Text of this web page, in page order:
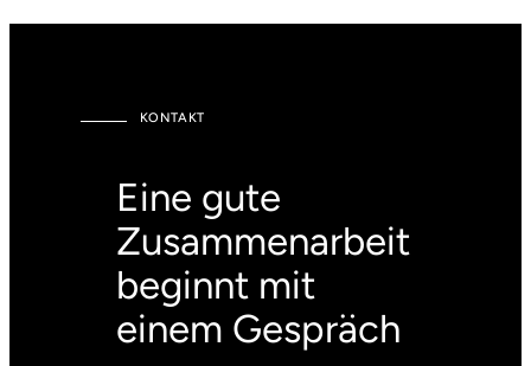
KONTAKT
Eine gute
Zusammenarbeit
beginnt mit
einem Gespräch